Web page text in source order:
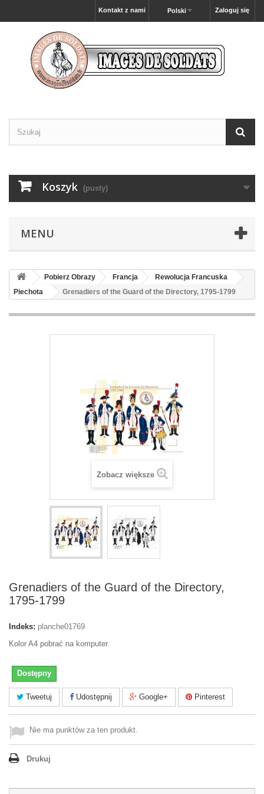
Zaloguj się
Polski
Kontakt z nami
Koszyk (pusty)
MENU
Pobierz Obrazy Francja
Rewolucja Francuska
Piechota
Grenadiers of the Guard of the Directory, 1795-1799
Zobacz większe
Grenadiers of the Guard of the Directory,
1795-1799
Indeks: planche01769
Kolor A4 pobrać na komputer.
Dostępny
Tweetuj Udostępnij Google+ Pinterest
Nie ma punktów za ten produkt.
Drukuj